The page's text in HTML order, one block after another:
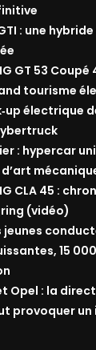
: une
GT 53
tourisme
électrique
: hypercar
CLA 45 :
(vidéo)
jeunes
15
Opel : la
provoquer un